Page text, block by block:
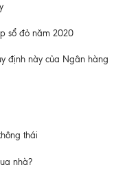
sổ đỏ năm 2020
định này của Ngân hàng
thái
nhà?